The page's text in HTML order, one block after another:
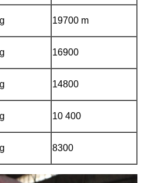
19700 m
16900
14800
10 400
8300